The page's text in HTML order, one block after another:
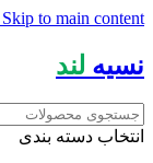
Skip to main content
نسیه لند
انتخاب دسته بندی